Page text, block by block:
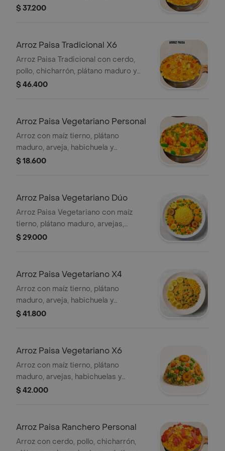
chicharrón, maíz tierno y plátano
$ 37.200
Arroz Paisa Tradicional X6
Arroz Paisa Tradicional con cerdo,
pollo, chicharrón, plátano maduro y
maíz tierno. Porción para seis
$ 46.400
Arroz Paisa Vegetariano Personal
Arroz con maíz tierno, plátano
maduro, arveja, habichuela y
zanahoria. Porción personal.
$ 18.600
Arroz Paisa Vegetariano Dúo
Arroz Paisa Vegetariano con maíz
tierno, plátano maduro, arvejas,
habichuelas y zanahoria. Ideal para
$ 29.000
Arroz Paisa Vegetariano X4
Arroz con maíz tierno, plátano
maduro, arveja, habichuela y
zanahoria. Porción para cuatro
$ 41.800
Arroz Paisa Vegetariano X6
Arroz con maíz tierno, plátano
maduro, arvejas, habichuelas y
zanahoria. Porción para seis
$ 42.000
Arroz Paisa Ranchero Personal
Arroz con cerdo, pollo, chicharrón,